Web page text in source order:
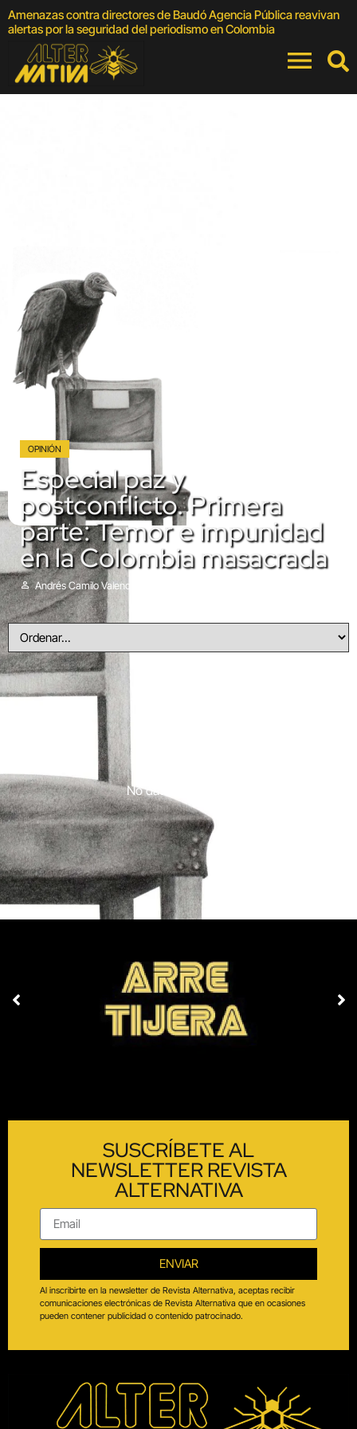
Amenazas contra directores de Baudó Agencia Pública reavivan
alertas por la seguridad del periodismo en Colombia
OPINIÓN
Especial paz y
postconflicto. Primera
parte: Temor e impunidad
en la Colombia masacrada
Andrés Camilo Valencia
No data was found
SUSCRÍBETE AL
NEWSLETTER REVISTA
ALTERNATIVA
ENVIAR
Al inscribirte en la newsletter de Revista Alternativa, aceptas recibir
comunicaciones electrónicas de Revista Alternativa que en ocasiones
pueden contener publicidad o contenido patrocinado.